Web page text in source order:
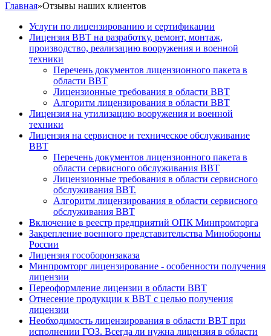
Главная»Отзывы наших клиентов
Услуги по лицензированию и сертификации
Лицензия ВВТ на разработку, ремонт, монтаж,
производство, реализацию вооружения и военной
техники
Перечень документов лицензионного пакета в
области ВВТ
Лицензионные требования в области ВВТ
Алгоритм лицензирования в области ВВТ
Лицензия на утилизацию вооружения и военной
техники
Лицензия на сервисное и техническое обслуживание
ВВТ
Перечень документов лицензионного пакета в
области сервисного обслуживания ВВТ
Лицензионные требования в области сервисного
обслуживания ВВТ.
Алгоритм лицензирования в области сервисного
обслуживания ВВТ
Включение в реестр предприятий ОПК Минпромторга
Закрепление военного представительства Минобороны
России
Лицензия гособоронзаказа
Минпромторг лицензирование - особенности получения
лицензии
Переоформление лицензии в области ВВТ
Отнесение продукции к ВВТ с целью получения
лицензии
Необходимость лицензирования в области ВВТ при
исполнении ГОЗ. Всегда ли нужна лицензия в области